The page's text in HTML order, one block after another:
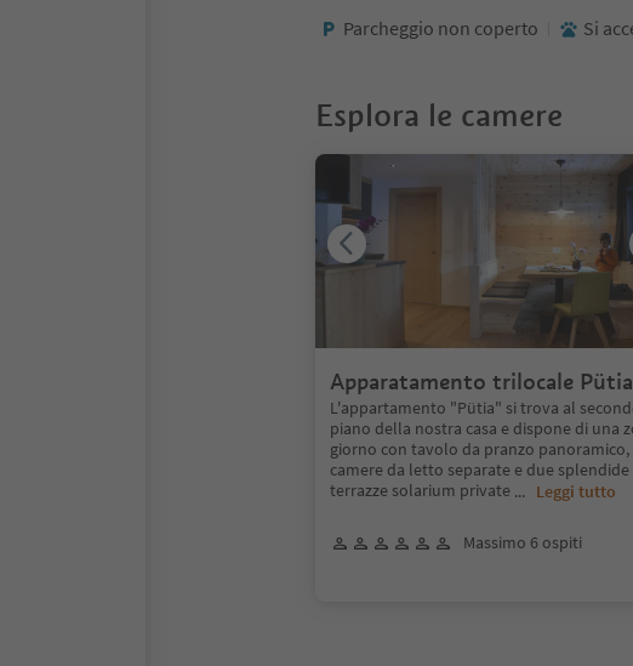
Parcheggio non coperto Si
Esplora le camere
Apparatamento trilocale Pütia
L'appartamento "Pütia" si trova al
piano della nostra casa e dispone di una
giorno con tavolo da pranzo panoramico,
camere da letto separate e due splendide
terrazze solarium private ... Leggi tutto
Massimo 6 ospiti